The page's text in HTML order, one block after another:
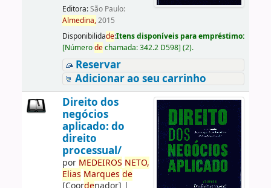
Editora:São Paulo:
Almedina,2015
Disponibilidade:Itens disponíveis para empréstimo:
[Númerodechamada:342.2 D598] (2).
Reservar
Adicionar ao seu carrinho
Direito dos
negócios
aplicado: do
direito
processual/
por MEDEIROS NETO,
Elias Marques de